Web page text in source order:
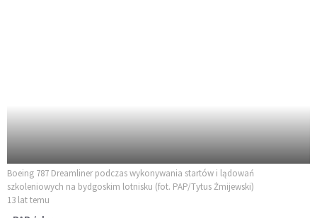
Boeing 787 Dreamliner podczas wykonywania startów i lądowań
szkoleniowych na bydgoskim lotnisku (fot. PAP/Tytus Żmijewski)
13 lat temu